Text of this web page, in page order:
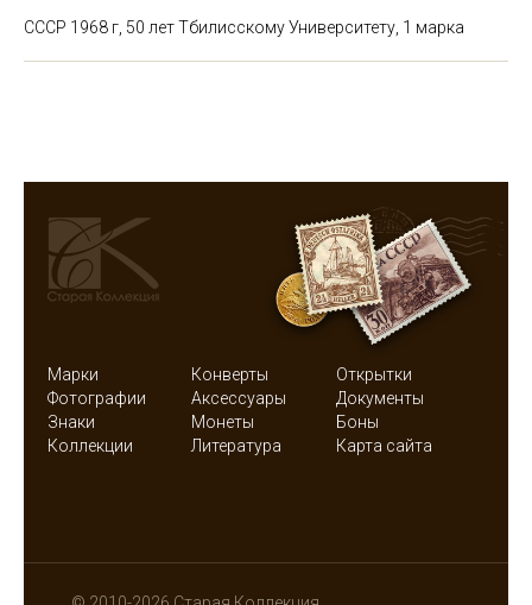
СССР 1968 г, 50 лет Тбилисскому Университету, 1 марка
Марки Конверты
Открытки
Фотографии
Аксессуары
Документы
Знаки
Монеты
Боны
Коллекции
Литература Карта сайта